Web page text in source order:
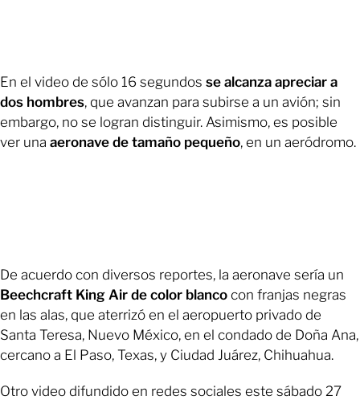
En el video de sólo 16 segundos se alcanza apreciar a
dos hombres, que avanzan para subirse a un avión; sin
embargo, no se logran distinguir. Asimismo, es posible
ver una aeronave de tamaño pequeño, en un aeródromo.
De acuerdo con diversos reportes, la aeronave sería un
Beechcraft King Air de color blanco con franjas negras
en las alas, que aterrizó en el aeropuerto privado de
Santa Teresa, Nuevo México, en el condado de Doña Ana,
cercano a El Paso, Texas, y Ciudad Juárez, Chihuahua.
Otro video difundido en redes sociales este sábado 27